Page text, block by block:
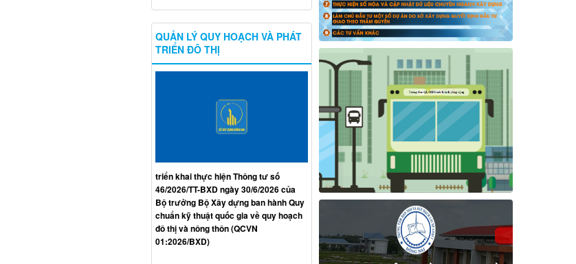
QUẢN LÝ QUY HOẠCH VÀ PHÁT
TRIỂN ĐÔ THỊ
triển khai thực hiện Thông tư số
46/2026/TT-BXD ngày 30/6/2026 của
Bộ trưởng Bộ Xây dựng ban hành Quy
chuẩn kỹ thuật quốc gia về quy hoạch
đô thị và nông thôn (QCVN
01:2026/BXD)